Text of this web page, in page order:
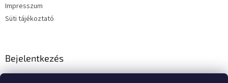
Impresszum
Süti tájékoztató
Bejelentkezés
E-mail